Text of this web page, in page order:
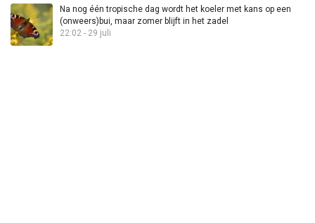
Na nog één tropische dag wordt het koeler met kans op een
(onweers)bui, maar zomer blijft in het zadel
22:02 - 29 juli